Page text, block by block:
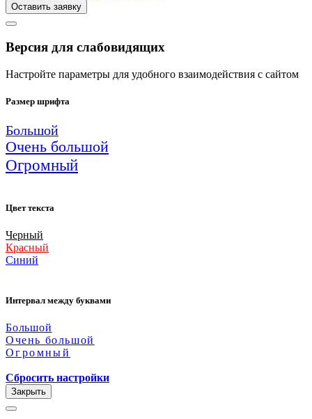
Оставить заявку
Версия для слабовидящих
Настройте параметры для удобного взаимодействия с сайтом
Размер шрифта
Большой
Очень большой
Огромный
Цвет текста
Черный
Красный
Синий
Интервал между буквами
Большой
Очень большой
Огромный
Сбросить настройки
Закрыть